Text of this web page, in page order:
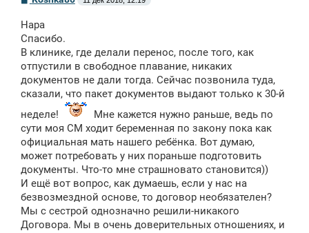
б
щ
н
и
Нара
Спасибо.
В клинике, где делали перенос, после того, как
отпустили в свободное плавание, никаких
документов не дали тогда. Сейчас позвонила туда,
сказали, что пакет документов выдают только к 30-й
неделе!
Мне кажется нужно раньше, ведь по
сути моя СМ ходит беременная по закону пока как
официальная мать нашего ребёнка. Вот думаю,
может потребовать у них пораньше подготовить
документы. Что-то мне страшновато становится))
И ещё вот вопрос, как думаешь, если у нас на
безвозмездной основе, то договор необязателен?
Мы с сестрой однозначно решили-никакого
Договора. Мы в очень доверительных отношениях, и